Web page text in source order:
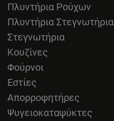
Πλυντήρια Ρούχων
Πλυντήρια Στεγνωτήρια
Στεγνωτήρια
Κουζίνες
Φούρνοι
Εστίες
Απορροφητήρες
Ψυγειοκαταψύκτες